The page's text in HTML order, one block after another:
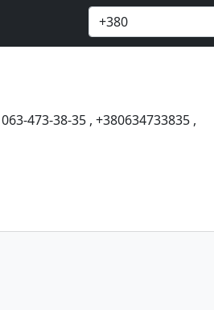
063-473-38-35 , +380634733835 ,